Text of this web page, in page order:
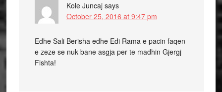
Kole Juncaj says
October 25, 2016 at 9:47 pm
Edhe Sali Berisha edhe Edi Rama e pacin faqen
e zeze se nuk bane asgja per te madhin Gjergj
Fishta!